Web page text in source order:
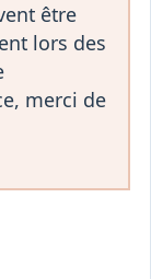
être
lors des
merci de